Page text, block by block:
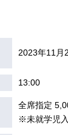
2023年11月
13:00
全席指定
※未就学児